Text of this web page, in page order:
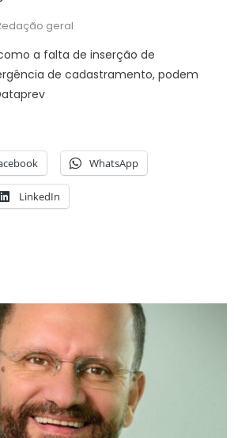
geral
a falta de inserção de
de cadastramento, podem
WhatsApp
LinkedIn